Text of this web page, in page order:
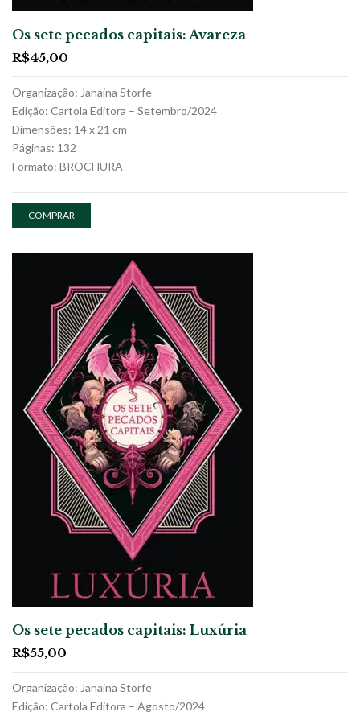
Os sete pecados capitais: Avareza
R$45,00
Organização: Janaina Storfe
Edição: Cartola Editora – Setembro/2024
Dimensões: 14 x 21 cm
Páginas: 132
Formato: BROCHURA
COMPRAR
Os sete pecados capitais: Luxúria
R$55,00
Organização: Janaina Storfe
Edição: Cartola Editora – Agosto/2024